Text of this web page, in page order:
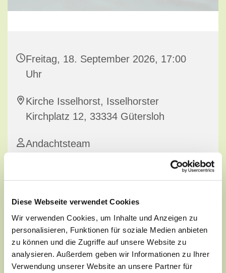
Diese Webseite verwendet Cookies
Wir verwenden Cookies, um Inhalte und Anzeigen zu
personalisieren, Funktionen für soziale Medien anbieten
zu können und die Zugriffe auf unsere Website zu
analysieren. Außerdem geben wir Informationen zu Ihrer
Verwendung unserer Website an unsere Partner für
Freitag, 18. September 2026, 17:00
Uhr
Kirche Isselhorst, Isselhorster
Kirchplatz 12, 33334 Gütersloh
Andachtsteam